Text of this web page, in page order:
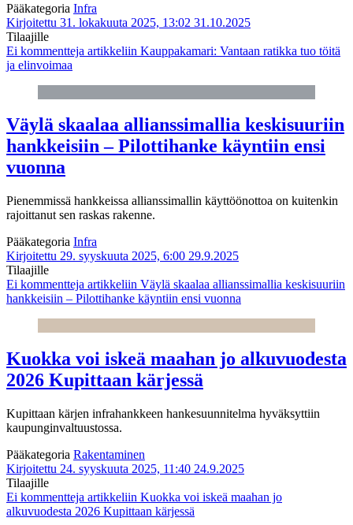
Pääkategoria Infra
Kirjoitettu 31. lokakuuta 2025, 13:02 31.10.2025
Tilaajille
Ei kommentteja artikkeliin Kauppakamari: Vantaan ratikka tuo töitä
ja elinvoimaa
Väylä skaalaa allianssimallia keskisuuriin
hankkeisiin – Pilottihanke käyntiin ensi
vuonna
Pienemmissä hankkeissa allianssimallin käyttöönottoa on kuitenkin
rajoittanut sen raskas rakenne.
Pääkategoria Infra
Kirjoitettu 29. syyskuuta 2025, 6:00 29.9.2025
Tilaajille
Ei kommentteja artikkeliin Väylä skaalaa allianssimallia keskisuuriin
hankkeisiin – Pilottihanke käyntiin ensi vuonna
Kuokka voi iskeä maahan jo alkuvuodesta
2026 Kupittaan kärjessä
Kupittaan kärjen infrahankkeen hankesuunnitelma hyväksyttiin
kaupunginvaltuustossa.
Pääkategoria Rakentaminen
Kirjoitettu 24. syyskuuta 2025, 11:40 24.9.2025
Tilaajille
Ei kommentteja artikkeliin Kuokka voi iskeä maahan jo
alkuvuodesta 2026 Kupittaan kärjessä